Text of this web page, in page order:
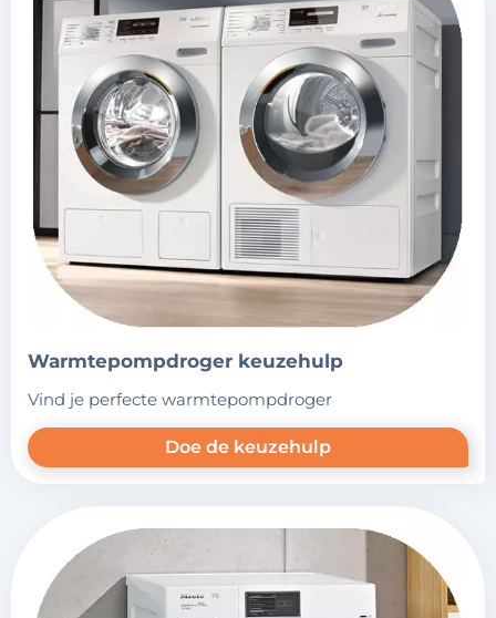
warmtepompdroger keuzehulp
vind je perfecte warmtepompdroger
Doe de keuzehulp